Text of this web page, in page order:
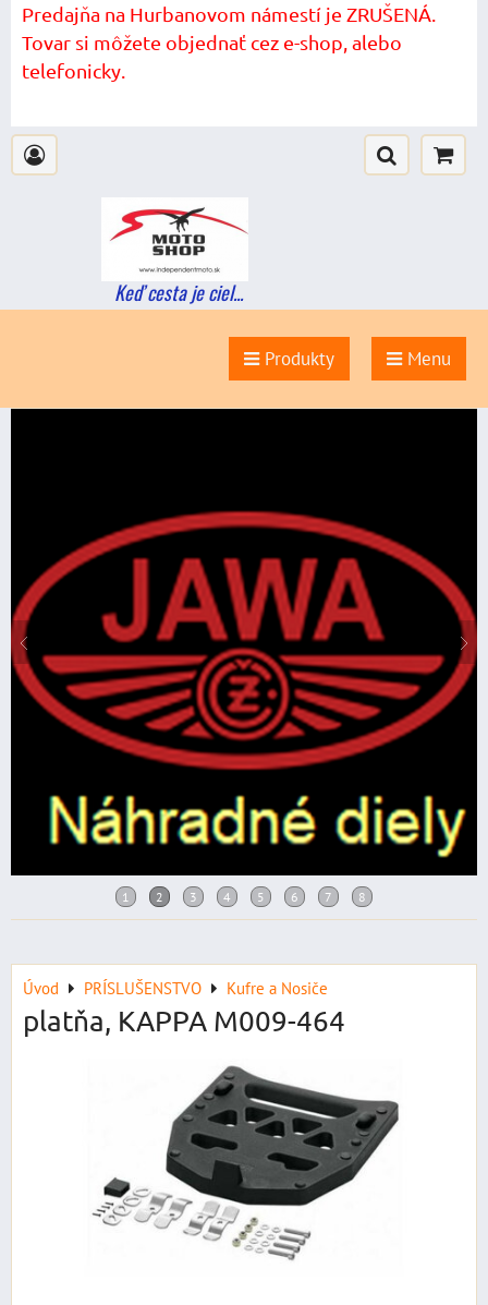
Predajňa na Hurbanovom námestí je ZRUŠENÁ.
Tovar si môžete objednať cez e-shop, alebo
telefonicky.
Keď cesta je ciel...
Produkty Menu
Úvod PRÍSLUŠENSTVO Kufre a Nosiče
platňa, KAPPA M009-464